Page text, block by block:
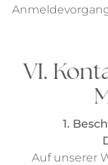
VI.
1.
Auf unserer